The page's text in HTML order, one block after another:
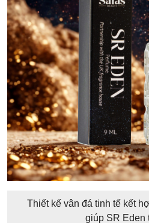
Thiết kế vân đá tinh tế kết
giúp SR Eden